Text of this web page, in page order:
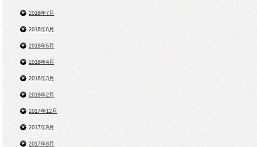
2018年7月
2018年6月
2018年5月
2018年4月
2018年3月
2018年2月
2017年12月
2017年9月
2017年8月